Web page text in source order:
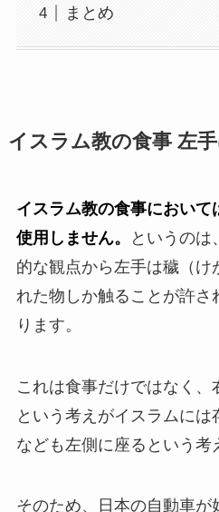
まとめ
イスラム教の食事 左
イスラム教の食事において
使用しません。
というのは
的な観点から左手は穢（け
れた物しか触ることが許さ
ります。
これは食事だけではなく、
という考えがイスラムに
なども左側に座るという考
そのため、日本の自動車が